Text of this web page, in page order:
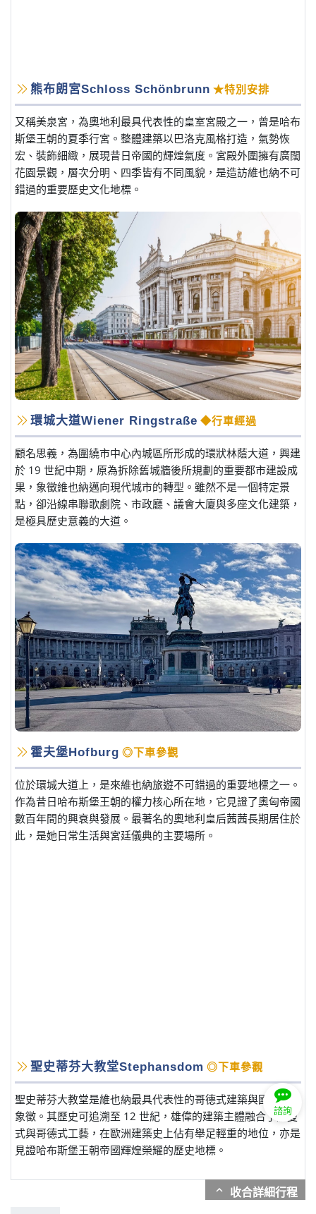
熊布朗宮Schloss Schönbrunn ★特別安排
又稱美泉宮，為奧地利最具代表性的皇室宮殿之一，曾是哈布
斯堡王朝的夏季行宮。整體建築以巴洛克風格打造，氣勢恢
宏、裝飾細緻，展現昔日帝國的輝煌氣度。宮殿外圍擁有廣闊
花園景觀，層次分明、四季皆有不同風貌，是造訪維也納不可
錯過的重要歷史文化地標。
環城大道Wiener Ringstraße ◆行車經過
顧名思義，為圍繞市中心內城區所形成的環狀林蔭大道，興建
於 19 世紀中期，原為拆除舊城牆後所規劃的重要都市建設成
果，象徵維也納邁向現代城市的轉型。雖然不是一個特定景
點，卻沿線串聯歌劇院、市政廳、議會大廈與多座文化建築，
是極具歷史意義的大道。
霍夫堡Hofburg ◎下車參觀
位於環城大道上，是來維也納旅遊不可錯過的重要地標之一。
作為昔日哈布斯堡王朝的權力核心所在地，它見證了奧匈帝國
數百年間的興衰與發展。最著名的奧地利皇后茜茜長期居住於
此，是她日常生活與宮廷儀典的主要場所。
聖史蒂芬大教堂Stephansdom ◎下車參觀
聖史蒂芬大教堂是維也納最具代表性的哥德式建築與國家精神
象徵。其歷史可追溯至 12 世紀，雄偉的建築主體融合了羅曼
式與哥德式工藝，在歐洲建築史上佔有舉足輕重的地位，亦是
見證哈布斯堡王朝帝國輝煌榮耀的歷史地標。
expand_more
諮詢